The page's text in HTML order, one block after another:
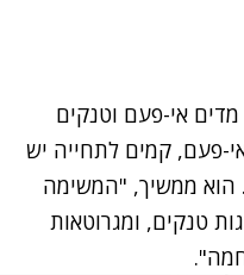
אי-פעם וטנקים
פעם, קמים לתחייה יש
הוא ממשיך, "המשימה
טנקים, ומגרוטאות